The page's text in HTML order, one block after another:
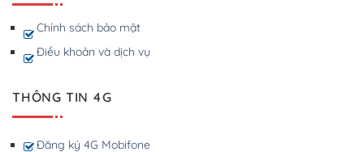
Chính sách bảo mật
Điều khoản và dịch vụ
THÔNG TIN 4G
Đăng ký 4G Mobifone